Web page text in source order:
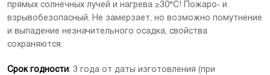
прямых солнечных лучей и нагрева ≥30°С! Пожаро- и
взрывобезопасный. Не замерзает, но возможно помутнение
и выпадение незначительного осадка, свойства
сохраняются.
Срок годности: 3 года от даты изготовления (при